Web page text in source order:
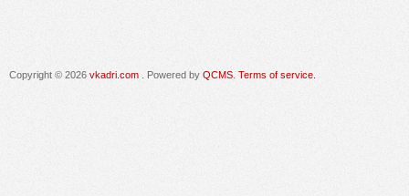
Copyright © 2026 vkadri.com . Powered by QCMS Terms of service.